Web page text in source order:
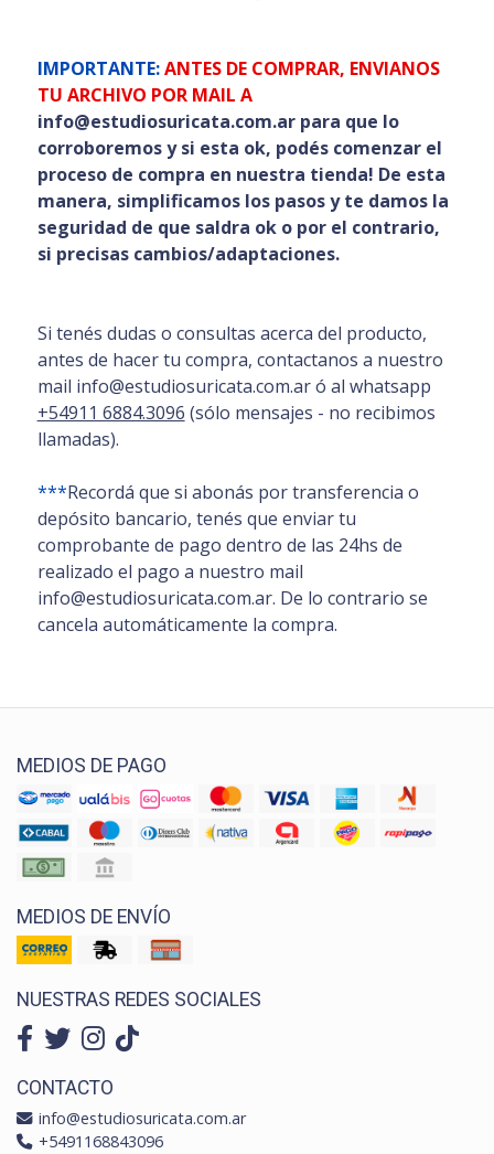
IMPORTANTE:ANTES DE COMPRAR, ENVIANOS
TU ARCHIVO POR MAIL A
info@estudiosuricata.com.ar para que lo
corroboremos y si esta ok, podés comenzar el
proceso de compra en nuestra tienda! De esta
manera, simplificamos los pasos y te damos la
seguridad de que saldra ok o por el contrario,
si precisas cambios/adaptaciones.
Si tenés dudas o consultas acerca del producto,
antes de hacer tu compra, contactanos a nuestro
mail info@estudiosuricata.com.ar ó al whatsapp
+54911 6884.3096 (sólo mensajes - no recibimos
llamadas).
***Recordá que si abonás por transferencia o
depósito bancario, tenés que enviar tu
comprobante de pago dentro de las 24hs de
realizado el pago a nuestro mail
info@estudiosuricata.com.ar. De lo contrario se
cancela automáticamente la compra.
MEDIOS DE PAGO
MEDIOS DE ENVÍO
NUESTRAS REDES SOCIALES
CONTACTO
info@estudiosuricata.com.ar
+5491168843096